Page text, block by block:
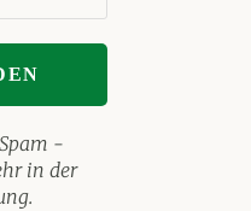
-
in der
.